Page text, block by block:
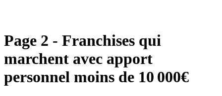
Page 2 - Franchises qui
marchent avec apport
personnel moins de 10 000€